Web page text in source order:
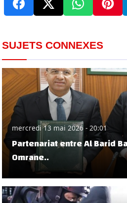
SUJETS CONNEXES
mercredi 13 mai 2026 - 20:01
Partenariat entre Al Barid
Omrane..